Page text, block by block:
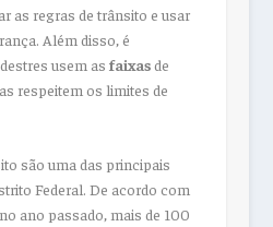
as regras de trânsito e usar
Além disso, é
usem as faixasde
respeitem os limites de
são uma das principais
Federal. De acordo com
ano passado, mais de 100